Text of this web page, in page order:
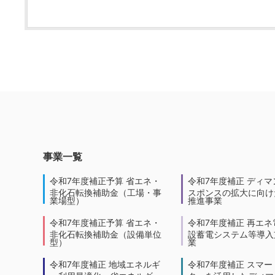
事業一覧
令和7年度補正予算 省エネ・
非化石転換補助金（工場・事
業場型）
令和7年度補正予算 省エネ・
非化石転換補助金（設備単位
型）
令和7年度補正 地域エネルギ
令和7年度補正 ディマ
スポンスの拡大に向
推進事業
令和7年度補正 再エネ
設蓄電システム等導
業
令和7年度補正 スマー